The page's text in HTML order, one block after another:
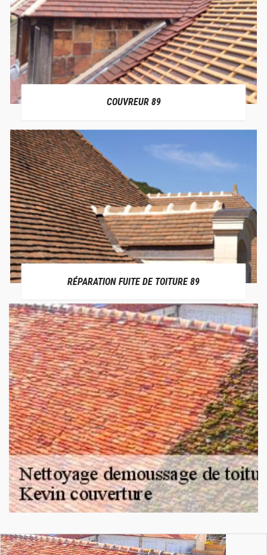
COUVREUR 89
RÉPARATION FUITE DE TOITURE 89